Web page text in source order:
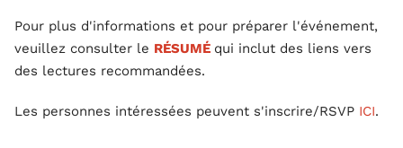
Pour plus d'informations et pour préparer l'événement,
veuillez consulter le RÉSUMÉ qui inclut des liens vers
des lectures recommandées.
Les personnes intéressées peuvent s'inscrire/RSVP ICI.